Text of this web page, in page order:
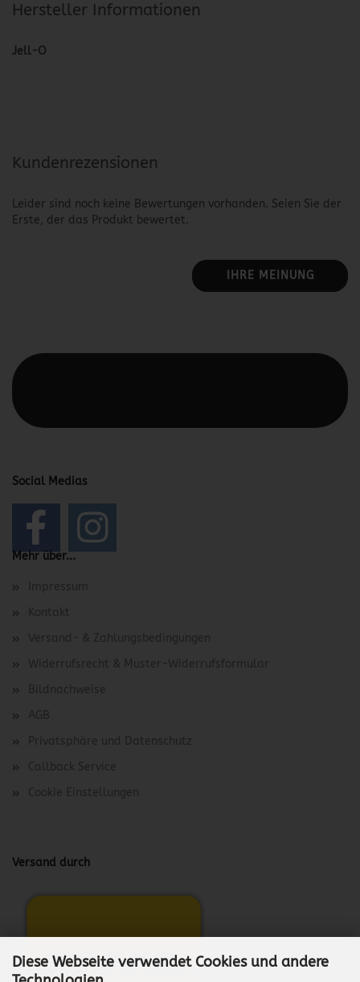
Diese Webseite verwendet Cookies und andere
Hersteller Informationen
Jell-O
Kundenrezensionen
Leider sind noch keine Bewertungen vorhanden. Seien Sie der
Erste, der das Produkt bewertet.
IHRE MEINUNG
Social Medias
Mehr über...
Impressum
Kontakt
Versand- & Zahlungsbedingungen
Widerrufsrecht & Muster-Widerrufsformular
Bildnachweise
AGB
Privatsphäre und Datenschutz
Callback Service
Cookie Einstellungen
Versand durch